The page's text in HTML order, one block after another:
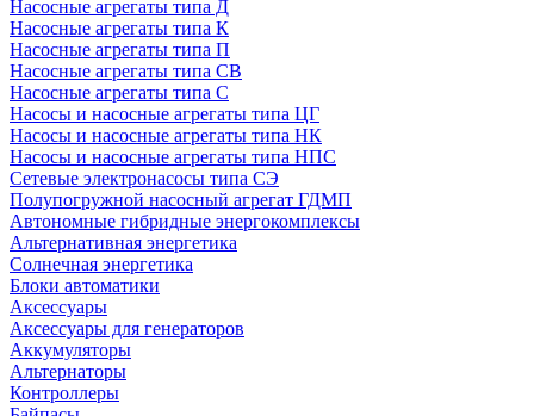
Насосные агрегаты типа Д
Насосные агрегаты типа К
Насосные агрегаты типа П
Насосные агрегаты типа СВ
Насосные агрегаты типа С
Насосы и насосные агрегаты типа ЦГ
Насосы и насосные агрегаты типа НК
Насосы и насосные агрегаты типа НПС
Сетевые электронасосы типа СЭ
Полупогружной насосный агрегат ГДМП
Автономные гибридные энергокомплексы
Альтернативная энергетика
Солнечная энергетика
Блоки автоматики
Аксессуары
Аксессуары для генераторов
Аккумуляторы
Альтернаторы
Контроллеры